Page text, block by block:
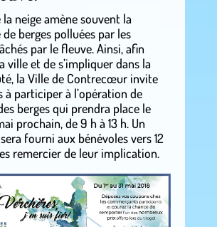
neige amène souvent la
berges polluées par les
par le fleuve. Ainsi, afin
ville et de s’impliquer dans la
la Ville de Contrecœur invite
à participer à l’opération de
berges qui prendra place le
prochain, de 9 h à 13 h. Un
fourni aux bénévoles vers 12
remercier de leur implication.